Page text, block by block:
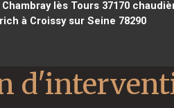
lès Tours 37170
à Croissy sur Seine 78290